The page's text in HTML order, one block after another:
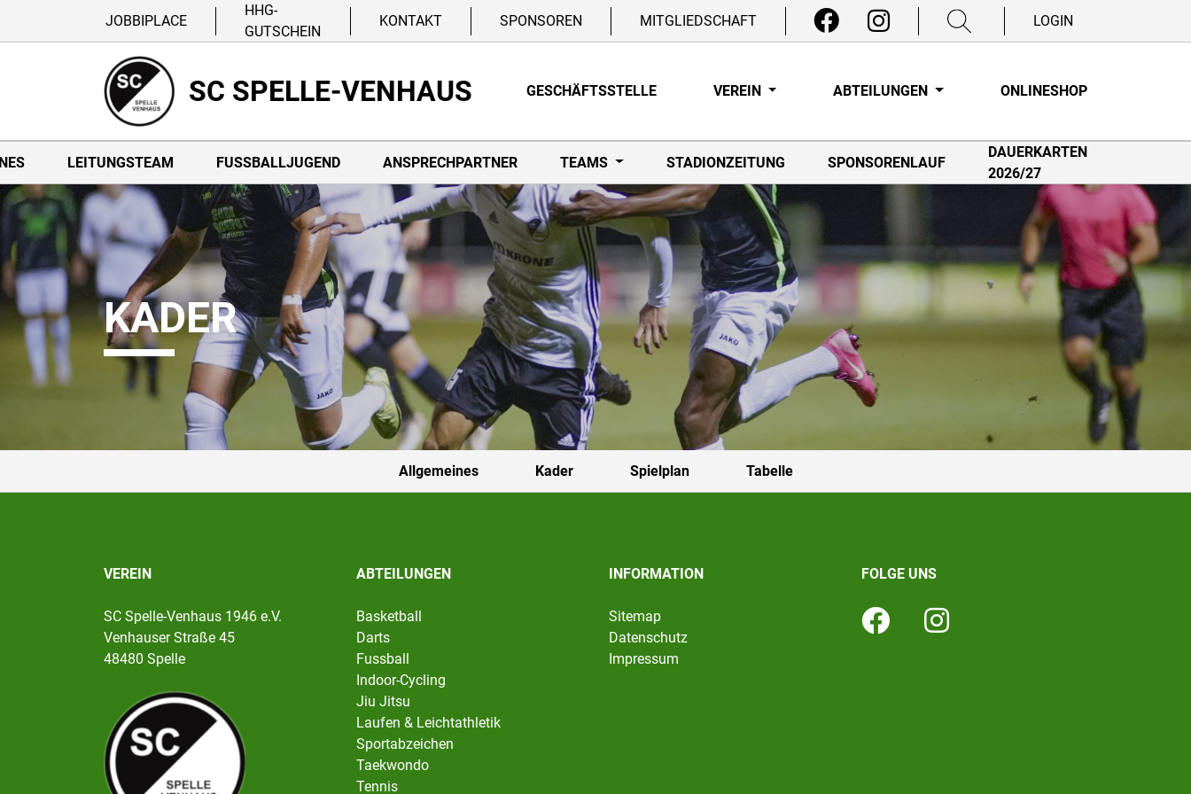
JOBBIPLACE
HHG-
GUTSCHEIN
KONTAKT SPONSOREN MITGLIEDSCHAFT LOGIN
SC SPELLE-VENHAUS GESCHÄFTSSTELLE VEREIN ABTEILUNGEN ONLINESHOP
LEITUNGSTEAM FUSSBALLJUGEND ANSPRECHPARTNER TEAMS STADIONZEITUNG SPONSORENLAUF
DAUERKARTEN
2026/27
KADER
Allgemeines Kader Spielplan Tabelle
VEREIN
SC Spelle-Venhaus 1946 e.V.
Venhauser Straße 45
48480 Spelle
ABTEILUNGEN
Basketball
Darts
Fussball
Indoor-Cycling
Jiu Jitsu
Laufen & Leichtathletik
Sportabzeichen
Taekwondo
Tennis
INFORMATION
Sitemap
Datenschutz
Impressum
FOLGE UNS